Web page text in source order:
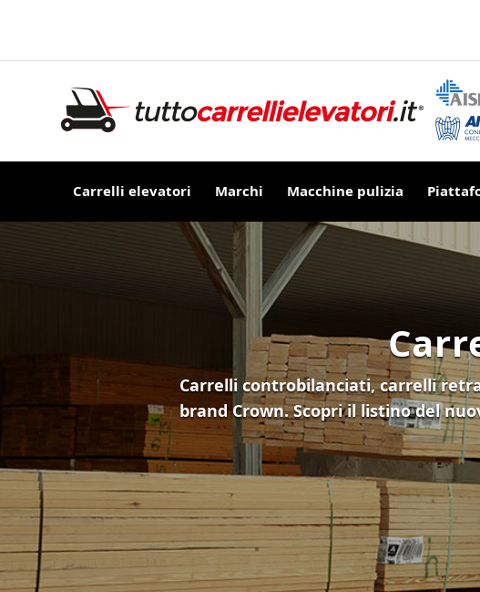
Carrelli elevatori Marchi Macchine pulizia
Carrelli controbilanciati, carrelli
brand Crown. Scopri il listino del